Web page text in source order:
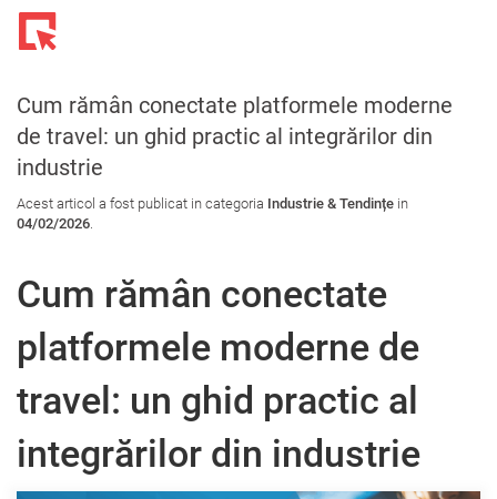
Cum rămân conectate platformele moderne
de travel: un ghid practic al integrărilor din
industrie
Acest articol a fost publicat in categoria Industrie & Tendințe in
04/02/2026.
Cum rămân conectate
platformele moderne de
travel: un ghid practic al
integrărilor din industrie